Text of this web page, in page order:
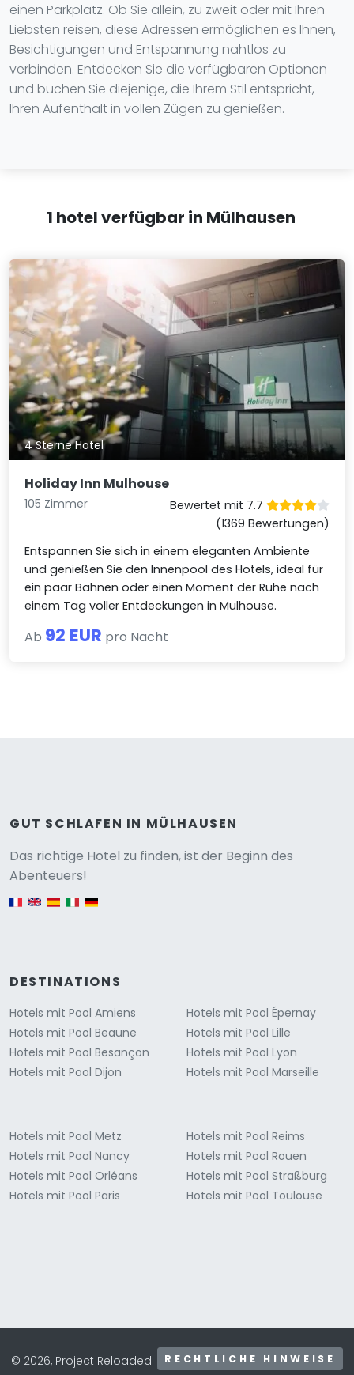
einen Parkplatz. Ob Sie allein, zu zweit oder mit Ihren
Liebsten reisen, diese Adressen ermöglichen es Ihnen,
Besichtigungen und Entspannung nahtlos zu
verbinden. Entdecken Sie die verfügbaren Optionen
und buchen Sie diejenige, die Ihrem Stil entspricht,
Ihren Aufenthalt in vollen Zügen zu genießen.
1 hotel verfügbar in Mülhausen
4 Sterne Hotel
Holiday Inn Mulhouse
105 Zimmer
Bewertet mit 7.7
(1369 Bewertungen)
Entspannen Sie sich in einem eleganten Ambiente
und genießen Sie den Innenpool des Hotels, ideal für
ein paar Bahnen oder einen Moment der Ruhe nach
einem Tag voller Entdeckungen in Mulhouse.
Ab 92 EUR pro Nacht
GUT SCHLAFEN IN MÜLHAUSEN
Das richtige Hotel zu finden, ist der Beginn des
Abenteuers!
DESTINATIONS
Hotels mit Pool Amiens
Hotels mit Pool Beaune
Hotels mit Pool Besançon
Hotels mit Pool Dijon
Hotels mit Pool Épernay
Hotels mit Pool Lille
Hotels mit Pool Lyon
Hotels mit Pool Marseille
Hotels mit Pool Metz
Hotels mit Pool Nancy
Hotels mit Pool Orléans
Hotels mit Pool Paris
Hotels mit Pool Reims
Hotels mit Pool Rouen
Hotels mit Pool Straßburg
Hotels mit Pool Toulouse
© 2026, Project Reloaded. RECHTLICHE HINWEISE